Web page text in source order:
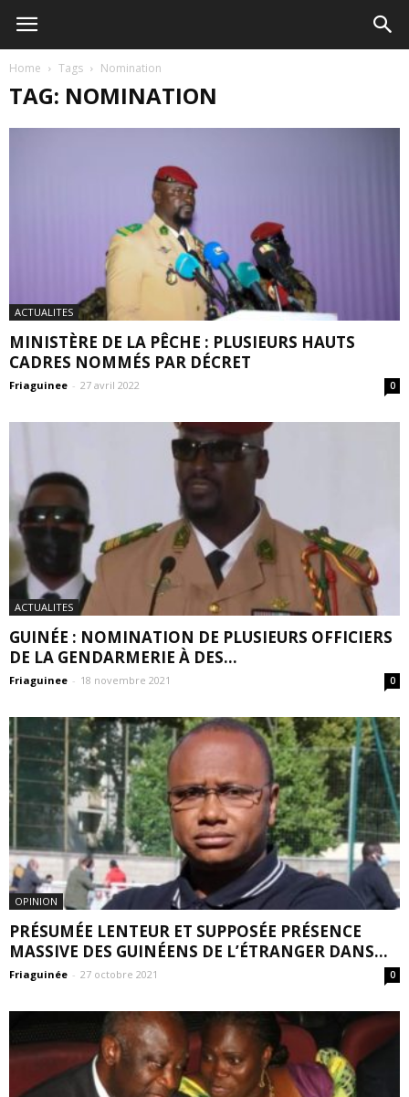
Home Tags Nomination
TAG: NOMINATION
ACTUALITES
MINISTÈRE DE LA PÊCHE : PLUSIEURS HAUTS
CADRES NOMMÉS PAR DÉCRET
Friaguinee - 27 avril 2022 0
ACTUALITES
GUINÉE : NOMINATION DE PLUSIEURS OFFICIERS
DE LA GENDARMERIE À DES...
Friaguinee - 18 novembre 2021 0
OPINION
PRÉSUMÉE LENTEUR ET SUPPOSÉE PRÉSENCE
MASSIVE DES GUINÉENS DE L’ÉTRANGER DANS...
Friaguinée - 27 octobre 2021 0